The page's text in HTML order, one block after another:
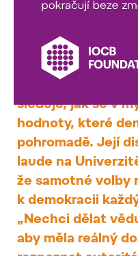
Dr. Klára Kosová
studií FSV UK,
Pamětního
svém výzkumu
kognitivní
sleduje, jak se v
hodnoty, které
pohromadě. Její
laude na
že samotné volby
k demokracii
„Nechci dělat
aby měla reálný